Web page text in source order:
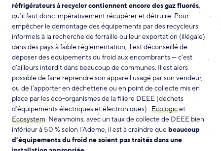
réfrigérateurs à recycler contiennent encore des gaz fluorés,
qu’il faut donc impérativement récupérer et détruire. Pour
empêcher le démontage des équipements par des recycleurs
informels à la recherche de ferraille ou leur exportation (illégale)
dans des pays à faible réglementation, il est déconseillé de
déposer des équipements du froid aux encombrants — c’est
d’ailleurs interdit dans beaucoup de communes. Il est alors
possible de faire reprendre son appareil usagé par son vendeur,
ou de l’apporter en déchetterie ou en point de collecte mis en
place par les éco-organismes de la filière DEEE (déchets
d’équipements électriques et électroniques) : Ecologicet
Ecosystem. Néanmoins, avec un taux de collecte de DEEE bien
inférieur à 50 % selon l’Ademe, il est à craindre que beaucoup
d’équipements du froid ne soient pas traités dans une